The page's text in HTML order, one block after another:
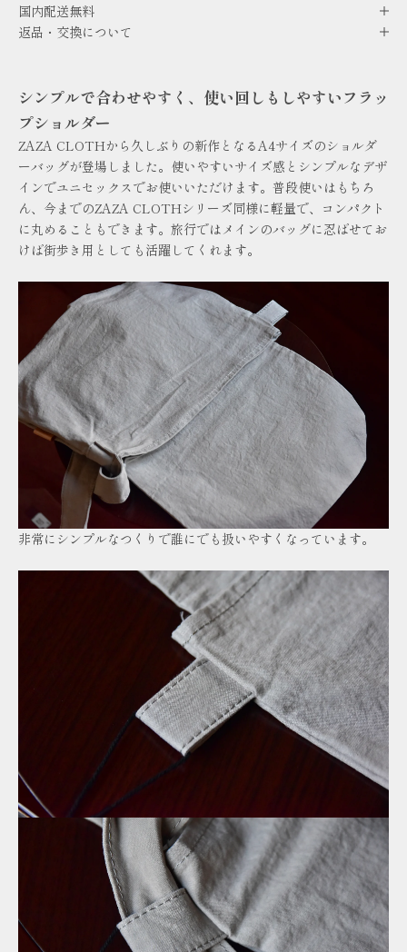
国内配送無料
返品・交換について
シンプルで合わせやすく、使い回しもしやすいフラッ
プショルダー
ZAZA CLOTHから久しぶりの新作となるA4サイズのショルダ
ーバッグが登場しました。使いやすいサイズ感とシンプルなデザ
インでユニセックスでお使いいただけます。普段使いはもちろ
ん、今までのZAZA CLOTHシリーズ同様に軽量で、コンパクト
に丸めることもできます。旅行ではメインのバッグに忍ばせてお
けば街歩き用としても活躍してくれます。
非常にシンプルなつくりで誰にでも扱いやすくなっています。